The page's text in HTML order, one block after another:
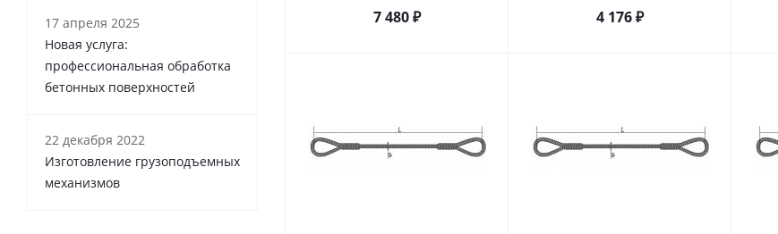
7 480₽ 4 176₽
17 апреля 2025
Новая услуга:
профессиональная обработка
бетонных поверхностей
22 декабря 2022
Изготовление грузоподъемных
механизмов